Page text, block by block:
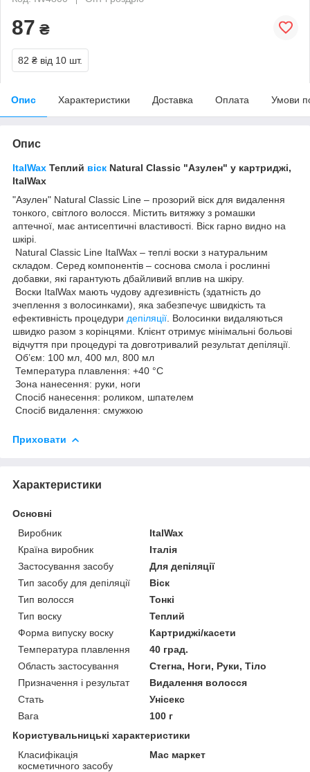
87 ₴
82 ₴ від 10 шт.
Опис Характеристики Доставка Оплата Умови
Опис
ItalWax Теплий віск Natural Classic "Азулен" у картриджі,
ItalWax
"Азулен" Natural Classic Line – прозорий віск для видалення
тонкого, світлого волосся. Містить витяжку з ромашки
аптечної, має антисептичні властивості. Віск гарно видно на
шкірі.
Natural Classic Line ItalWax – теплі воски з натуральним
складом. Серед компонентів – соснова смола і рослинні
добавки, які гарантують дбайливий вплив на шкіру.
Воски ItalWax мають чудову адгезивність (здатність до
зчеплення з волосинками), яка забезпечує швидкість та
ефективність процедури депіляції . Волосинки видаляються
швидко разом з корінцями. Клієнт отримує мінімальні больові
відчуття при процедурі та довготривалий результат депіляції.
Об’єм: 100 мл, 400 мл, 800 мл
Температура плавлення: +40 °С
Зона нанесення: руки, ноги
Спосіб нанесення: роликом, шпателем
Спосіб видалення: смужкою
Приховати
Характеристики
Основні
Виробник
ItalWax
Країна виробник
Італія
Застосування засобу
Для депіляції
Тип засобу для депіляції
Віск
Тип волосся
Тонкі
Тип воску
Теплий
Форма випуску воску
Картриджі/касети
Температура плавлення
40 град.
Область застосування
Стегна, Ноги, Руки, Тіло
Призначення і результат
Видалення волосся
Стать
Унісекс
Вага
100 г
Користувальницькі характеристики
Класифікація
косметичного засобу
Мас маркет